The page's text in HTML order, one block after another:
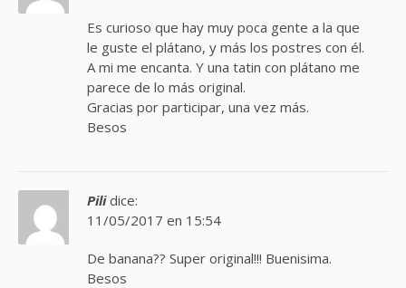
Es curioso que hay muy poca gente a la que
le guste el plátano, y más los postres con él.
A mi me encanta. Y una tatin con plátano me
parece de lo más original.
Gracias por participar, una vez más.
Besos
Pili dice:
11/05/2017 en 15:54
De banana?? Super original!!! Buenisima.
Besos